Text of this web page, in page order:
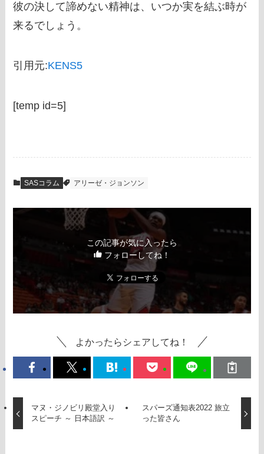
彼の決して諦めない精神は、いつか実を結ぶ時が
来るでしょう。
引用元:KENS5
[temp id=5]
SASコラム アリーゼ・ジョンソン
この記事が気に入ったら
フォローしてね！
よかったらシェアしてね！
マヌ・ジノビリ殿堂入り
スピーチ ～ 日本語訳 ～
スパーズ通知表2022 旅立
った皆さん